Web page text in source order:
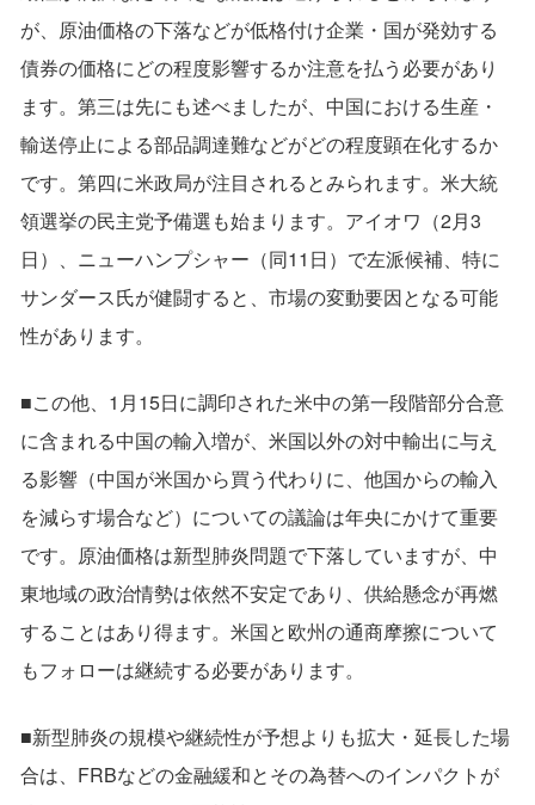
が、原油価格の下落などが低格付け企業・国が発効する
債券の価格にどの程度影響するか注意を払う必要があり
ます。第三は先にも述べましたが、中国における生産・
輸送停止による部品調達難などがどの程度顕在化するか
です。第四に米政局が注目されるとみられます。米大統
領選挙の民主党予備選も始まります。アイオワ（2月3
日）、ニューハンプシャー（同11日）で左派候補、特に
サンダース氏が健闘すると、市場の変動要因となる可能
性があります。
■この他、1月15日に調印された米中の第一段階部分合意
に含まれる中国の輸入増が、米国以外の対中輸出に与え
る影響（中国が米国から買う代わりに、他国からの輸入
を減らす場合など）についての議論は年央にかけて重要
です。原油価格は新型肺炎問題で下落していますが、中
東地域の政治情勢は依然不安定であり、供給懸念が再燃
することはあり得ます。米国と欧州の通商摩擦について
もフォローは継続する必要があります。
■新型肺炎の規模や継続性が予想よりも拡大・延長した場
合は、FRBなどの金融緩和とその為替へのインパクトが